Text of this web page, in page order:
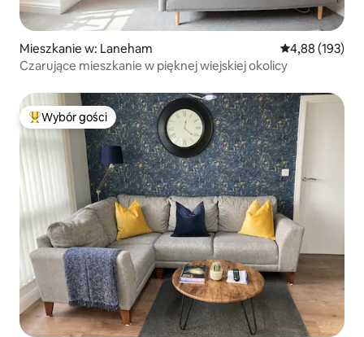
Mieszkanie w: Laneham Średnia
4,88 (193)
Czarujące mieszkanie w pięknej wiejskiej okolicy
Najpopularniejsze z kategorii Wybór gości
Wybór gości